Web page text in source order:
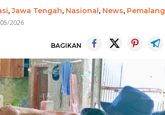
,Jawa Tengah, Nasional, News, Pemalang
2026
BAGIKAN